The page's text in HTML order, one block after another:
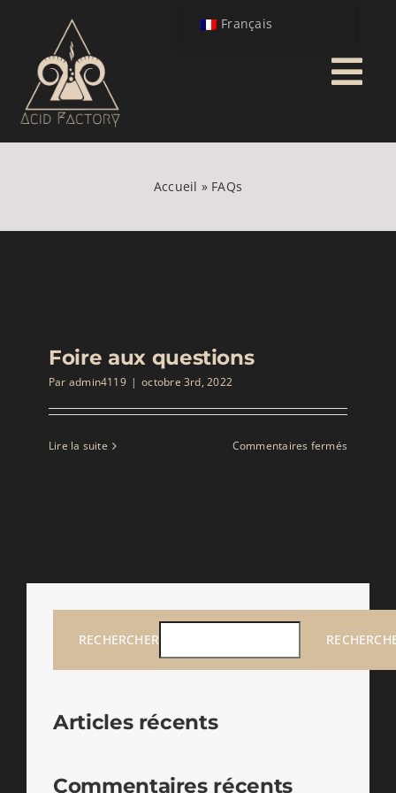
contenu
MON COMPTE
PANIER
Accueil » FAQs
Foire aux questions
Par admin4119 | octobre 3rd, 2022
Lire la suite Commentaires ferméssur
RECHERCHER
Articles récents
Commentaires récents
Français